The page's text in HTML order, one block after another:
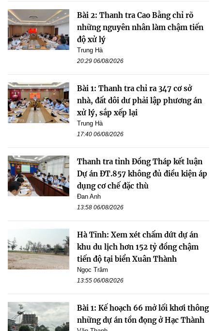
Bài 2: Thanh tra Cao Bằng chỉ rõ
những nguyên nhân làm chậm tiến
độ xử lý
Trung Hà
20:29 06/08/2026
Bài 1: Thanh tra chỉ ra 347 cơ sở
nhà, đất dôi dư phải lập phương án
xử lý, sắp xếp lại
Trung Hà
17:40 06/08/2026
Thanh tra tỉnh Đồng Tháp kết luận
Dự án ĐT.857 không đủ điều kiện áp
dụng cơ chế đặc thù
Đan Anh
13:58 06/08/2026
Hà Tĩnh: Xem xét chấm dứt dự án
khu du lịch hơn 152 tỷ đồng chậm
tiến độ tại biển Xuân Thành
Ngọc Trâm
13:55 06/08/2026
Bài 1: Kế hoạch 66 mở lối khơi thông
những dự án tồn đọng ở Hạc Thành